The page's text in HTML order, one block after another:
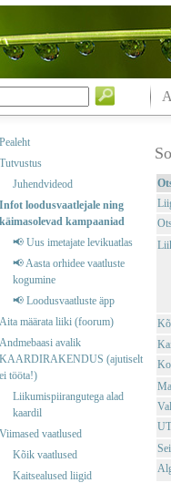
Pealeht
Tutvustus
Juhendvideod
Infot loodusvaatlejale ning
käimasolevad kampaaniad
📢 Uus imetajate levikuatlas
📢 Aasta orhidee vaatluste
kogumine
📢 Loodusvaatluste äpp
Aita määrata liiki (foorum)
Andmebaasi avalik
KAARDIRAKENDUS (ajutiselt
ei tööta!)
Liikumispiirangutega alad
kaardil
Viimased vaatlused
Kõik vaatlused
Kaitsealused liigid